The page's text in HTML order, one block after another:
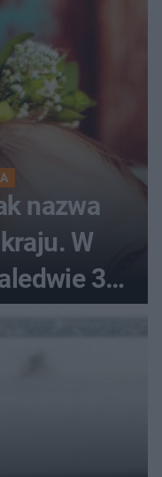
nazwa
W
3